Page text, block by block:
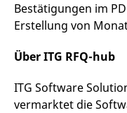
Bestätigungen im
Erstellung von
Über ITG RFQ-hub
ITG Software
vermarktet die